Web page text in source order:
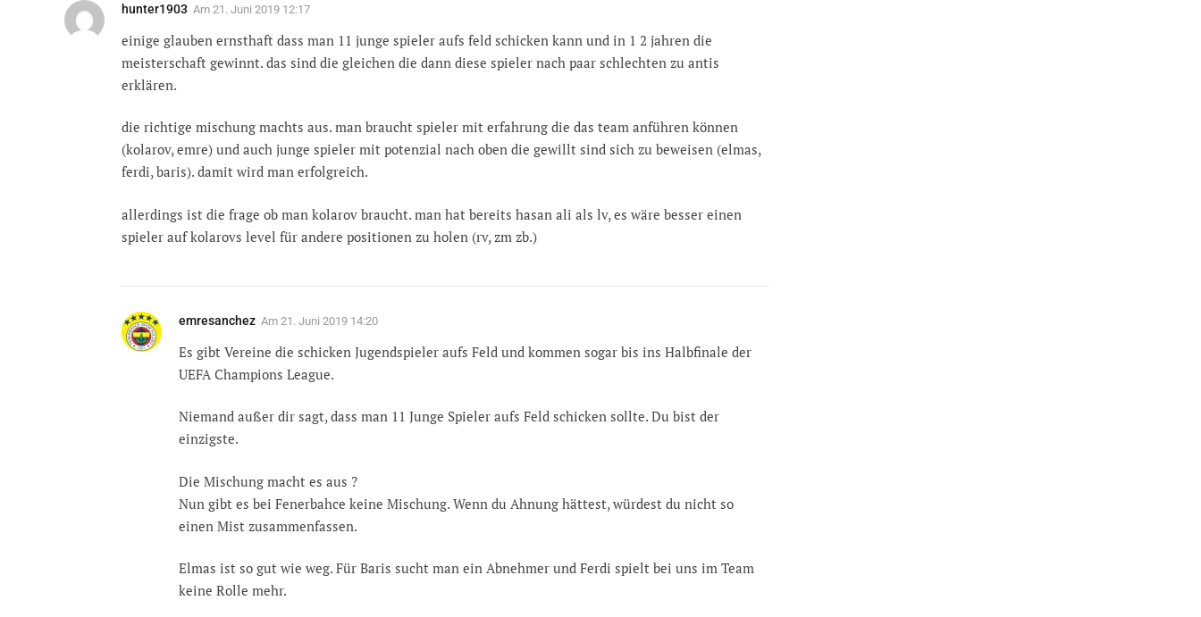
hunter1903 Am 21. Juni 2019 12:17
einige glauben ernsthaft dass man 11 junge spieler aufs feld schicken kann und in 1 2 jahren die
meisterschaft gewinnt. das sind die gleichen die dann diese spieler nach paar schlechten zu antis
erklären.
die richtige mischung machts aus. man braucht spieler mit erfahrung die das team anführen können
(kolarov, emre) und auch junge spieler mit potenzial nach oben die gewillt sind sich zu beweisen (elmas,
ferdi, baris). damit wird man erfolgreich.
allerdings ist die frage ob man kolarov braucht. man hat bereits hasan ali als lv, es wäre besser einen
spieler auf kolarovs level für andere positionen zu holen (rv, zm zb.)
emresanchez Am 21. Juni 2019 14:20
Es gibt Vereine die schicken Jugendspieler aufs Feld und kommen sogar bis ins Halbfinale der
UEFA Champions League.
Niemand außer dir sagt, dass man 11 Junge Spieler aufs Feld schicken sollte. Du bist der
einzigste.
Die Mischung macht es aus ?
Nun gibt es bei Fenerbahce keine Mischung. Wenn du Ahnung hättest, würdest du nicht so
einen Mist zusammenfassen.
Elmas ist so gut wie weg. Für Baris sucht man ein Abnehmer und Ferdi spielt bei uns im Team
keine Rolle mehr.